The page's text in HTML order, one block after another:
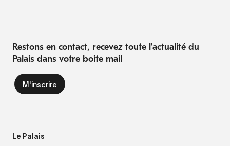
Restons en contact, recevez toute l'actualité du
Palais dans votre boite mail
Le Palais